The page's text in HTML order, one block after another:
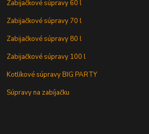
Zabijačkové súpravy 60 l
Zabijačkové súpravy 70 l
Zabijačkové súpravy 80 l
Zabijačkové súpravy 100 l
Kotlíkové súpravy BIG PARTY
Súpravy na zabíjačku